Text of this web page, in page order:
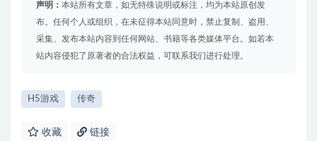
声明： 本站所有文章，如无特殊说明或标注，均为本站原创发
布。任何个人或组织，在未征得本站同意时，禁止复制、盗用、
采集、发布本站内容到任何网站、书籍等各类媒体平台。如若本
站内容侵犯了原著者的合法权益，可联系我们进行处理。
H5游戏 传奇
收藏 链接